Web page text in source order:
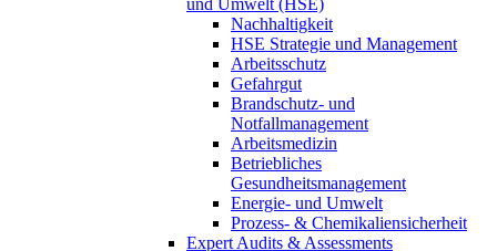
Nachhaltigkeit
HSE Strategie und Management
Arbeitsschutz
Gefahrgut
Brandschutz- und
Notfallmanagement
Arbeitsmedizin
Betriebliches
Gesundheitsmanagement
Energie- und Umwelt
Prozess- & Chemikaliensicherheit
Expert Audits & Assessments